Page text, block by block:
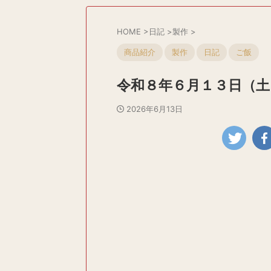
HOME >日記 >製作 >
商品紹介 製作 日記 ご飯
令和８年６月１３日（
2026年6月13日